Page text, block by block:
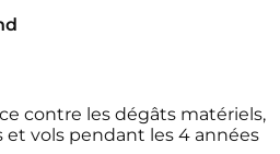
contre les dégâts matériels,
et vols pendant les 4 années